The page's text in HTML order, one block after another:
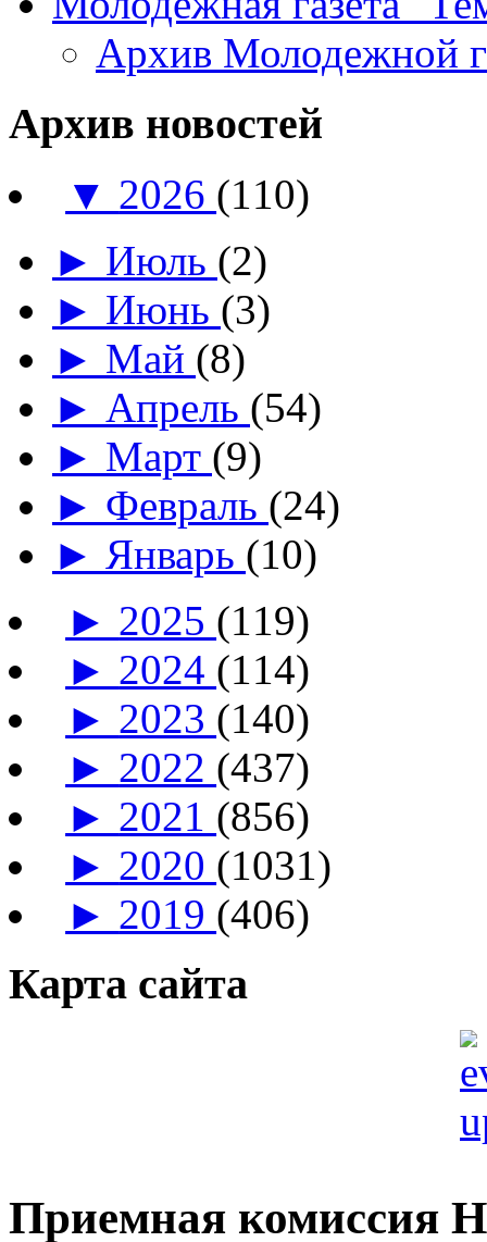
Архив Молодежной
Архив новостей
▼ 2026 (110)
► Июль (2)
► Июнь (3)
► Май (8)
► Апрель (54)
► Март (9)
► Февраль (24)
► Январь (10)
► 2025 (119)
► 2024 (114)
► 2023 (140)
► 2022 (437)
► 2021 (856)
► 2020 (1031)
► 2019 (406)
Карта сайта
Приемная комиссия